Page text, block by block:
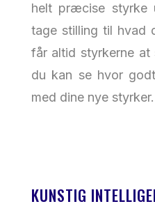
helt præcise styrke
tage stilling til hvad
får altid styrkerne at
du kan se hvor
med dine nye styrker.
KUNSTIG